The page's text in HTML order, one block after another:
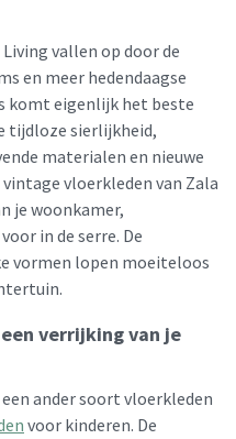
vallen op door de
en meer hedendaagse
komt eigenlijk het beste
tijdloze sierlijkheid,
materialen en nieuwe
vloerkleden van Zala
je woonkamer,
in de serre. De
vormen lopen moeiteloos
verrijking van je
ander soort vloerkleden
voor kinderen. De